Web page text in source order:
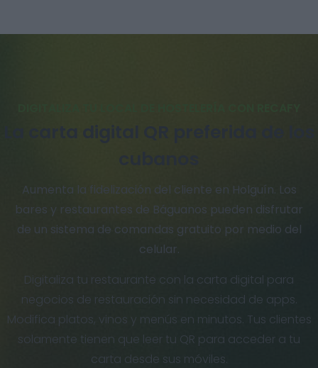
Aumenta la fidelización del cliente en Holguín. Los
bares y restaurantes de Báguanos pueden disfrutar
de un sistema de comandas gratuito por medio del
celular.
Digitaliza tu restaurante con la carta digital para
negocios de restauración sin necesidad de apps.
Modifica platos, vinos y menús en minutos. Tus clientes
solamente tienen que leer tu QR para acceder a tu
carta desde sus móviles.